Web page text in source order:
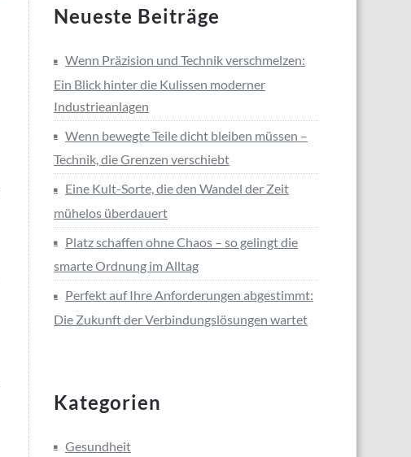
Neueste Beiträge
Wenn Präzision und Technik verschmelzen:
Ein Blick hinter die Kulissen moderner
Industrieanlagen
Wenn bewegte Teile dicht bleiben müssen –
Technik, die Grenzen verschiebt
Eine Kult-Sorte, die den Wandel der Zeit
mühelos überdauert
Platz schaffen ohne Chaos – so gelingt die
smarte Ordnung im Alltag
Perfekt auf Ihre Anforderungen abgestimmt:
Die Zukunft der Verbindungslösungen wartet
Kategorien
Gesundheit